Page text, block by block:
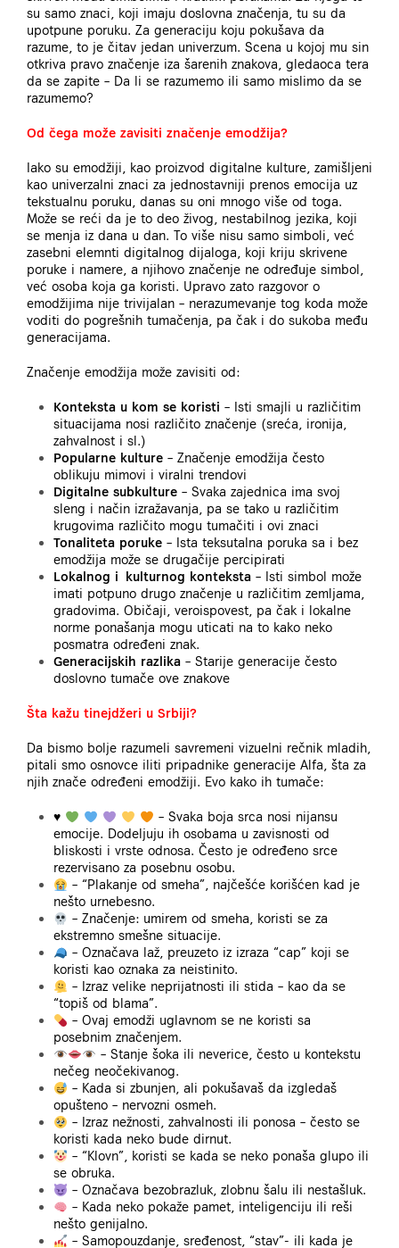
su samo znaci, koji imaju doslovna značenja, tu su da
upotpune poruku. Za generaciju koju pokušava da
razume, to je čitav jedan univerzum. Scena u kojoj mu sin
otkriva pravo značenje iza šarenih znakova, gledaoca tera
da se zapite – Da li se razumemo ili samo mislimo da se
razumemo?
Od čega može zavisiti značenje emodžija?
Iako su emodžiji, kao proizvod digitalne kulture, zamišljeni
kao univerzalni znaci za jednostavniji prenos emocija uz
tekstualnu poruku, danas su oni mnogo više od toga.
Može se reći da je to deo živog, nestabilnog jezika, koji
se menja iz dana u dan. To više nisu samo simboli, već
zasebni elemnti digitalnog dijaloga, koji kriju skrivene
poruke i namere, a njihovo značenje ne određuje simbol,
već osoba koja ga koristi. Upravo zato razgovor o
emodžijima nije trivijalan – nerazumevanje tog koda može
voditi do pogrešnih tumačenja, pa čak i do sukoba među
generacijama.
Značenje emodžija može zavisiti od:
Konteksta u kom se koristi – Isti smajli u različitim
situacijama nosi različito značenje (sreća, ironija,
zahvalnost i sl.)
Popularne kulture – Značenje emodžija često
oblikuju mimovi i viralni trendovi
Digitalne subkulture – Svaka zajednica ima svoj
sleng i način izražavanja, pa se tako u različitim
krugovima različito mogu tumačiti i ovi znaci
Tonaliteta poruke – Ista teksutalna poruka sa i bez
emodžija može se drugačije percipirati
Lokalnog i kulturnog konteksta – Isti simbol može
imati potpuno drugo značenje u različitim zemljama,
gradovima. Običaji, veroispovest, pa čak i lokalne
norme ponašanja mogu uticati na to kako neko
posmatra određeni znak.
Generacijskih razlika – Starije generacije često
doslovno tumače ove znakove
Šta kažu tinejdžeri u Srbiji?
Da bismo bolje razumeli savremeni vizuelni rečnik mladih,
pitali smo osnovce iliti pripadnike generacije Alfa, šta za
njih znače određeni emodžiji. Evo kako ih tumače:
♥️
– Svaka boja srca nosi nijansu
emocije. Dodeljuju ih osobama u zavisnosti od
bliskosti i vrste odnosa. Često je određeno srce
rezervisano za posebnu osobu.
– “Plakanje od smeha”, najčešće korišćen kad je
nešto urnebesno.
– Značenje: umirem od smeha, koristi se za
ekstremno smešne situacije.
– Označava laž, preuzeto iz izraza “cap” koji se
koristi kao oznaka za neistinito.
– Izraz velike neprijatnosti ili stida – kao da se
“topiš od blama”.
– Ovaj emodži uglavnom se ne koristi sa
posebnim značenjem.
– Stanje šoka ili neverice, često u kontekstu
nečeg neočekivanog.
– Kada si zbunjen, ali pokušavaš da izgledaš
opušteno – nervozni osmeh.
– Izraz nežnosti, zahvalnosti ili ponosa – često se
koristi kada neko bude dirnut.
– “Klovn”, koristi se kada se neko ponaša glupo ili
se obruka.
– Označava bezobrazluk, zlobnu šalu ili nestašluk.
– Kada neko pokaže pamet, inteligenciju ili reši
nešto genijalno.
– Samopouzdanje, sređenost, “stav”- ili kada je